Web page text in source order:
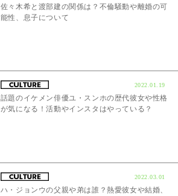
佐々木希と渡部建の関係は？不倫騒動や離婚の可
能性、息子について
2022.01.19
話題のイケメン俳優ユ・スンホの歴代彼女や性格
が気になる！活動やインスタはやっている？
2022.03.01
ハ・ジョンウの父親や弟は誰？熱愛彼女や結婚、